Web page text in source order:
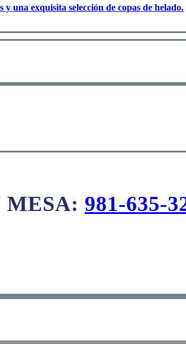
y una exquisita selección de copas de helado.
MESA: 981-635-